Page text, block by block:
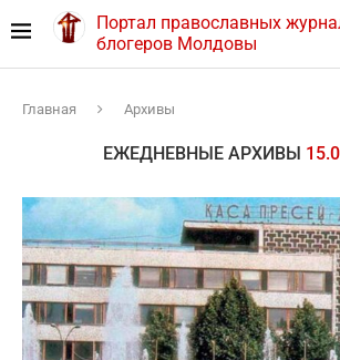
Портал православных
блогеров Молдовы
Главная Архивы
ЕЖЕДНЕВНЫЕ АРХИВЫ